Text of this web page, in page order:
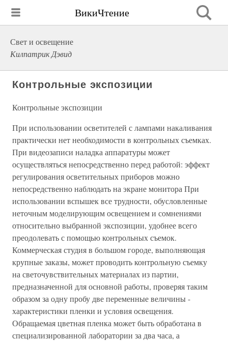
ВикиЧтение
Свет и освещение
Килпатрик Дэвид
Контрольные экспозиции
Контрольные экспозиции
При использовании осветителей с лампами накаливания
практически нет необходимости в контрольных съемках.
При видеозаписи наладка аппаратуры может
осуществляться непосредственно перед работой: эффект
регулирования осветительных приборов можно
непосредственно наблюдать на экране монитора При
использовании вспышек все трудности, обусловленные
неточным моделирующим освещением и сомнениями
относительно выбранной экспозиции, удобнее всего
преодолевать с помощью контрольных съемок.
Коммерческая студия в большом городе, выполняющая
крупные заказы, может проводить контрольную съемку
на светочувствительных материалах из партии,
предназначенной для основной работы, проверяя таким
образом за одну пробу две переменные величины -
характеристики пленки и условия освещения.
Обращаемая цветная пленка может быть обработана в
специализированной лаборатории за два часа, а